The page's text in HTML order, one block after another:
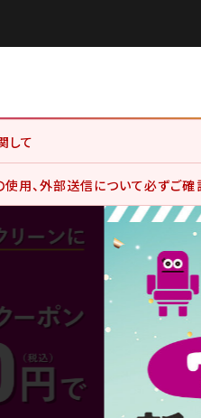
して
用、外部送信について必ずご確
公式アプリをご利用のお客さま
、サービスの利用状況分析やお客
用に同意したことになります。詳し